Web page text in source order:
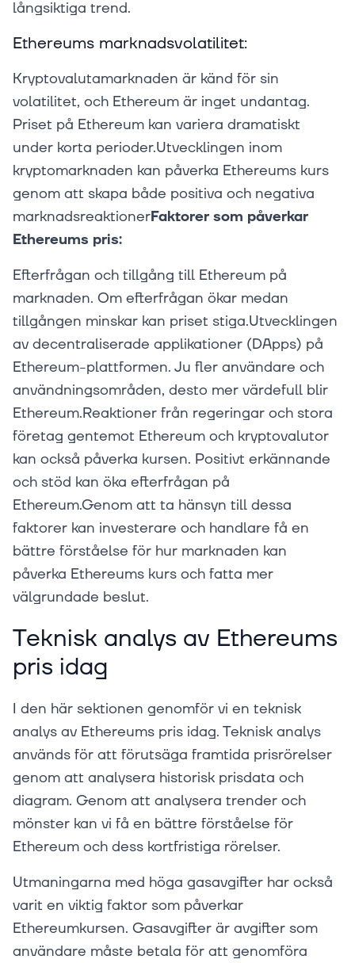
långsiktiga trend.
Ethereums marknadsvolatilitet:
Kryptovalutamarknaden är känd för sin
volatilitet, och Ethereum är inget undantag.
Priset på Ethereum kan variera dramatiskt
under korta perioder.Utvecklingen inom
kryptomarknaden kan påverka Ethereums kurs
genom att skapa både positiva och negativa
marknadsreaktionerFaktorer som påverkar
Ethereums pris:
Efterfrågan och tillgång till Ethereum på
marknaden. Om efterfrågan ökar medan
tillgången minskar kan priset stiga.Utvecklingen
av decentraliserade applikationer (DApps) på
Ethereum-plattformen. Ju fler användare och
användningsområden, desto mer värdefull blir
Ethereum.Reaktioner från regeringar och stora
företag gentemot Ethereum och kryptovalutor
kan också påverka kursen. Positivt erkännande
och stöd kan öka efterfrågan på
Ethereum.Genom att ta hänsyn till dessa
faktorer kan investerare och handlare få en
bättre förståelse för hur marknaden kan
påverka Ethereums kurs och fatta mer
välgrundade beslut.
Teknisk analys av Ethereums
pris idag
I den här sektionen genomför vi en teknisk
analys av Ethereums pris idag. Teknisk analys
används för att förutsäga framtida prisrörelser
genom att analysera historisk prisdata och
diagram. Genom att analysera trender och
mönster kan vi få en bättre förståelse för
Ethereum och dess kortfristiga rörelser.
Utmaningarna med höga gasavgifter har också
varit en viktig faktor som påverkar
Ethereumkursen. Gasavgifter är avgifter som
användare måste betala för att genomföra